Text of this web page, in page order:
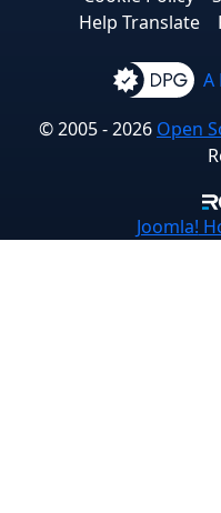
Help Translate
A
© 2005 - 2026 Open
Joomla!